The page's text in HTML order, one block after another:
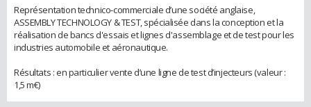
Représentation technico-commerciale d’une société anglaise,
ASSEMBLY TECHNOLOGY & TEST, spécialisée dans la conception et la
réalisation de bancs d'essais et lignes d'assemblage et de test pour les
industries automobile et aéronautique.
Résultats : en particulier vente d’une ligne de test d’injecteurs (valeur :
1,5 m€)